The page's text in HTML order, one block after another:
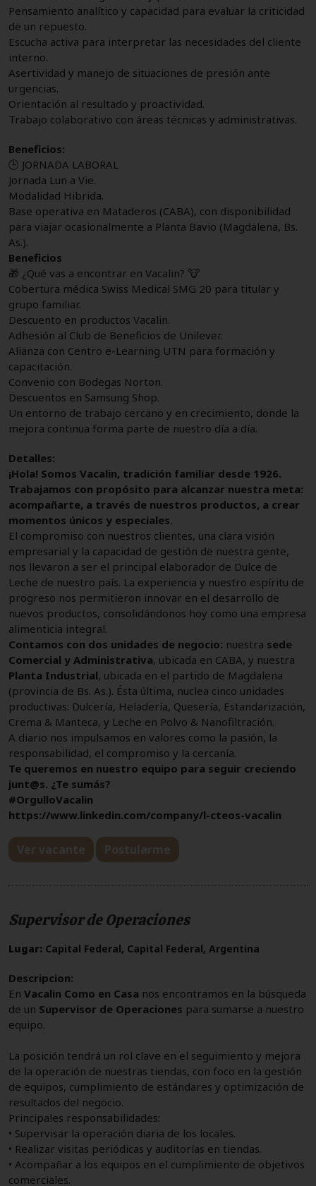
Pensamiento analítico y capacidad para evaluar la criticidad
de un repuesto.
Escucha activa para interpretar las necesidades del cliente
interno.
Asertividad y manejo de situaciones de presión ante
urgencias.
Orientación al resultado y proactividad.
Trabajo colaborativo con áreas técnicas y administrativas.
Beneficios:
🕒 JORNADA LABORAL
Jornada Lun a Vie.
Modalidad Hibrida.
Base operativa en Mataderos (CABA), con disponibilidad
para viajar ocasionalmente a Planta Bavio (Magdalena, Bs.
As.).
Beneficios
🎁 ¿Qué vas a encontrar en Vacalin? 🐮
Cobertura médica Swiss Medical SMG 20 para titular y
grupo familiar.
Descuento en productos Vacalin.
Adhesión al Club de Beneficios de Unilever.
Alianza con Centro e-Learning UTN para formación y
capacitación.
Convenio con Bodegas Norton.
Descuentos en Samsung Shop.
Un entorno de trabajo cercano y en crecimiento, donde la
mejora continua forma parte de nuestro día a día.
Detalles:
¡Hola! Somos Vacalin, tradición familiar desde 1926.
Trabajamos con propósito para alcanzar nuestra meta:
acompañarte, a través de nuestros productos, a crear
momentos únicos y especiales.
El compromiso con nuestros clientes, una clara visión
empresarial y la capacidad de gestión de nuestra gente,
nos llevaron a ser el principal elaborador de Dulce de
Leche de nuestro país. La experiencia y nuestro espíritu de
progreso nos permitieron innovar en el desarrollo de
nuevos productos, consolidándonos hoy como una empresa
alimenticia integral.
Contamos con dos unidades de negocio: nuestra sede
Comercial y Administrativa, ubicada en CABA, y nuestra
Planta Industrial, ubicada en el partido de Magdalena
(provincia de Bs. As.). Ésta última, nuclea cinco unidades
productivas: Dulcería, Heladería, Quesería, Estandarización,
Crema & Manteca, y Leche en Polvo & Nanofiltración.
A diario nos impulsamos en valores como la pasión, la
responsabilidad, el compromiso y la cercanía.
Te queremos en nuestro equipo para seguir creciendo
junt@s. ¿Te sumás?
#OrgulloVacalin
https://www.linkedin.com/company/l-cteos-vacalin
Ver vacante Postularme
Supervisor de Operaciones
Lugar: Capital Federal, Capital Federal, Argentina
Descripcion:
En Vacalin Como en Casa nos encontramos en la búsqueda
de un Supervisor de Operaciones para sumarse a nuestro
equipo.
La posición tendrá un rol clave en el seguimiento y mejora
de la operación de nuestras tiendas, con foco en la gestión
de equipos, cumplimiento de estándares y optimización de
resultados del negocio.
Principales responsabilidades:
• Supervisar la operación diaria de los locales.
• Realizar visitas periódicas y auditorías en tiendas.
• Acompañar a los equipos en el cumplimiento de objetivos
comerciales.